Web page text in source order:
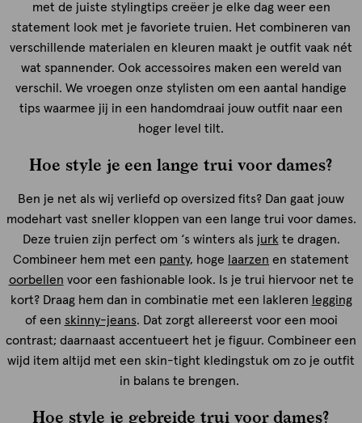
met de juiste stylingtips creëer je elke dag weer een
statement look met je favoriete truien. Het combineren van
verschillende materialen en kleuren maakt je outfit vaak nét
wat spannender. Ook accessoires maken een wereld van
verschil. We vroegen onze stylisten om een aantal handige
tips waarmee jij in een handomdraai jouw outfit naar een
hoger level tilt.
Hoe style je een lange trui voor dames?
Ben je net als wij verliefd op oversized fits? Dan gaat jouw
modehart vast sneller kloppen van een lange trui voor dames.
Deze truien zijn perfect om ‘s winters als jurkte dragen.
Combineer hem met een panty, hoge laarzen en statement
oorbellen voor een fashionable look. Is je trui hiervoor net te
kort? Draag hem dan in combinatie met een lakleren legging
of een skinny-jeans. Dat zorgt allereerst voor een mooi
contrast; daarnaast accentueert het je figuur. Combineer een
wijd item altijd met een skin-tight kledingstuk om zo je outfit
in balans te brengen.
Hoe style je gebreide trui voor dames?